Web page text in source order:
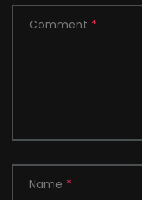
Comment *
Name *